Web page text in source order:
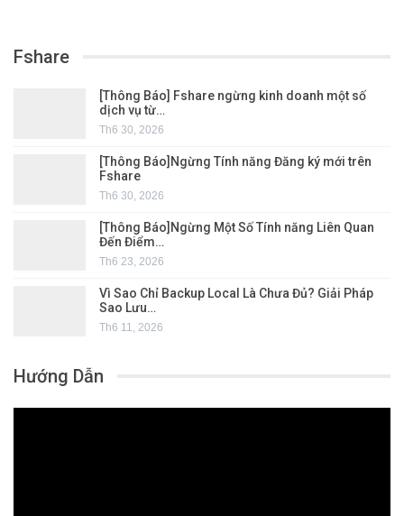
Fshare
[Thông Báo] Fshare ngừng kinh doanh một số
dịch vụ từ…
Th6 30, 2026
[Thông Báo]Ngừng Tính năng Đăng ký mới trên
Fshare
Th6 30, 2026
[Thông Báo]Ngừng Một Số Tính năng Liên Quan
Đến Điểm…
Th6 23, 2026
Vì Sao Chỉ Backup Local Là Chưa Đủ? Giải Pháp
Sao Lưu…
Th6 11, 2026
Hướng Dẫn